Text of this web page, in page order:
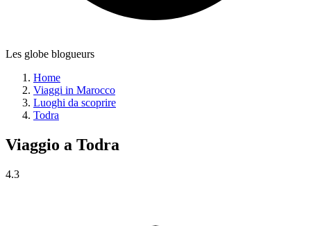
Les globe blogueurs
Home
Viaggi in Marocco
Luoghi da scoprire
Todra
Viaggio a Todra
4.3